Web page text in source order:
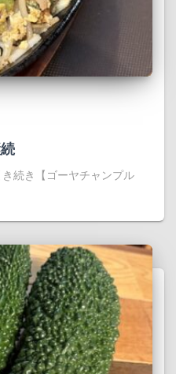
続き【ゴーヤチャンプル